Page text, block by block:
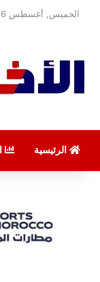
الخميس, أغسطس 6 2026
الرئيسية